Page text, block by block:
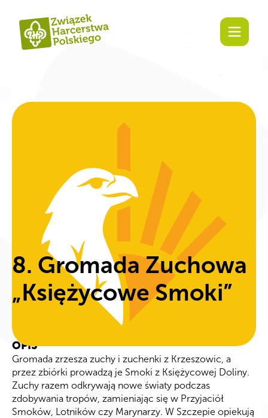
8. Gromada Zuchowa
„Księżycowe Smoki”
OPIS
Gromada zrzesza zuchy i zuchenki z Krzeszowic, a
przez zbiórki prowadzą je Smoki z Księżycowej Doliny.
Zuchy razem odkrywają nowe światy podczas
zdobywania tropów, zamieniając się w Przyjaciół
Smoków, Lotników czy Marynarzy. W Szczepie opiekują